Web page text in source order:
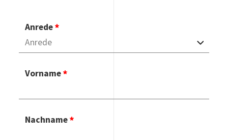
Anrede
Vorname
Nachname